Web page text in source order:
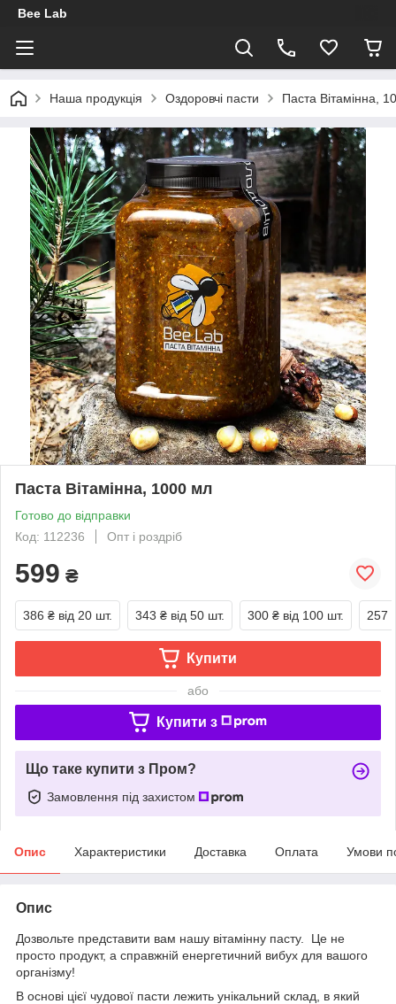
Bee Lab
Наша продукція Оздоровчі пасти Паста Вітамінна,
Паста Вітамінна, 1000 мл
Готово до відправки
Код: 112236
Опт і роздріб
599 ₴
386 ₴ від 20 шт. 343 ₴ від 50 шт. 300 ₴ від 100 шт. 257
Купити
або
Купити з
Що таке купити з Пром?
Замовлення під захистом
Опис Характеристики Доставка Оплата Умови
Опис
Дозвольте представити вам нашу вітамінну пасту. Це не
просто продукт, а справжній енергетичний вибух для вашого
організму!
В основі цієї чудової пасти лежить унікальний склад, в який